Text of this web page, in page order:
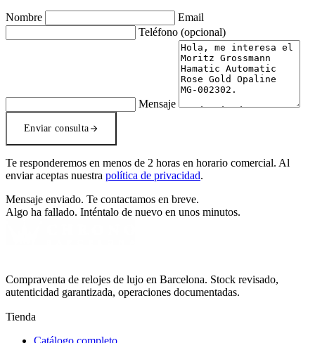
Nombre
Email
Teléfono (opcional)
Mensaje
Enviar consulta
Te responderemos en menos de 2 horas en horario comercial. Al
enviar aceptas nuestra política de privacidad.
Mensaje enviado. Te contactamos en breve.
Algo ha fallado. Inténtalo de nuevo en unos minutos.
Compraventa de relojes de lujo en Barcelona. Stock revisado,
autenticidad garantizada, operaciones documentadas.
Tienda